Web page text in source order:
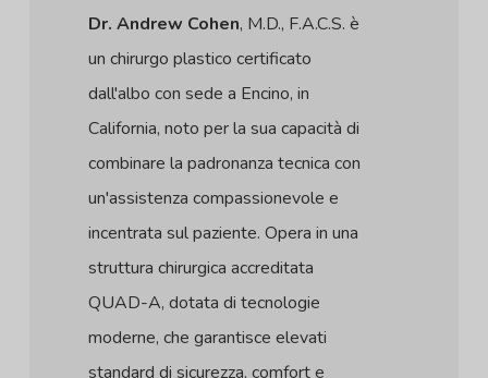
Dr. Andrew Cohen, M.D., F.A.C.S. è
un chirurgo plastico certificato
dall'albo con sede a Encino, in
California, noto per la sua capacità di
combinare la padronanza tecnica con
un'assistenza compassionevole e
incentrata sul paziente. Opera in una
struttura chirurgica accreditata
QUAD-A, dotata di tecnologie
moderne, che garantisce elevati
standard di sicurezza, comfort e